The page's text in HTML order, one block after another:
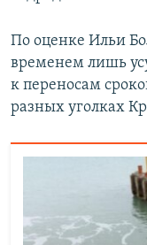
По оценке Ильи
временем лишь
к переносам
разных уголках